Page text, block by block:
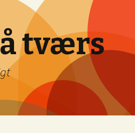
tværs